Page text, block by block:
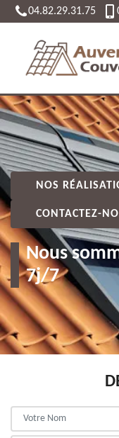
04.82.29.31.75
NOS
CONTACTEZ-
Nous
7j/7